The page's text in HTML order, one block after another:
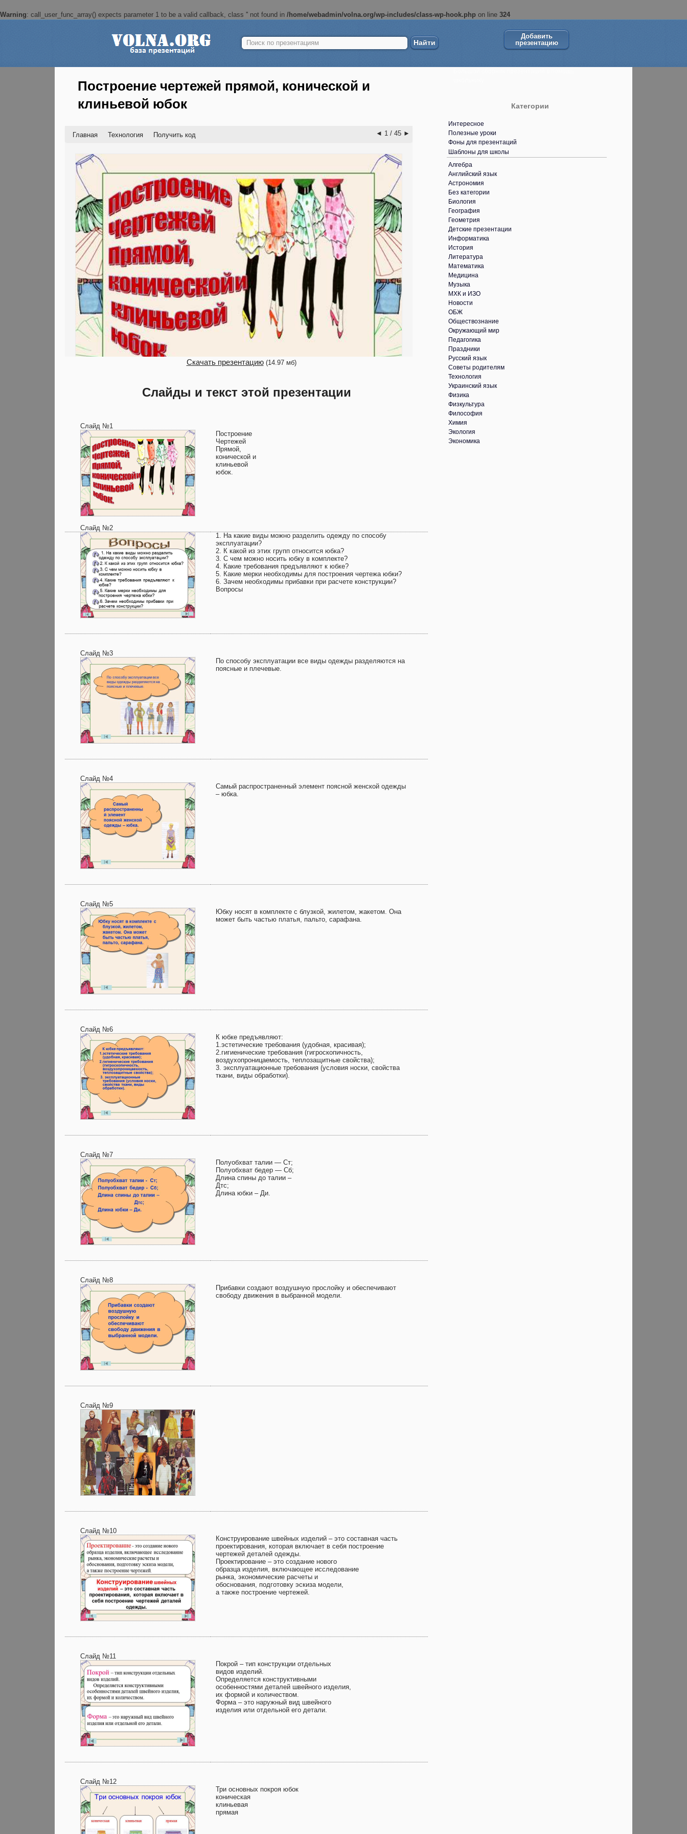
Warning: call_user_func_array() expects parameter 1 to be a valid callback, class '' not found in /home/webadmin/volna.org/wp-includes/class-wp-hook.php on line 324
Найти:
Добавить
презентацию
Построение чертежей прямой, конической и
клиньевой юбок
Главная Технология Получить код ◄ 1 / 45 ►
Скачать презентацию(14.97 мб)
Слайды и текст этой презентации
Слайд №1
Построение
Чертежей
Прямой,
конической и
клиньевой
юбок.
Слайд №2
1. На какие виды можно разделить одежду по способу
эксплуатации?
2. К какой из этих групп относится юбка?
3. С чем можно носить юбку в комплекте?
4. Какие требования предъявляют к юбке?
5. Какие мерки необходимы для построения чертежа юбки?
6. Зачем необходимы прибавки при расчете конструкции?
Вопросы
Слайд №3
По способу эксплуатации все виды одежды разделяются на
поясные и плечевые.
Слайд №4
Самый распространенный элемент поясной женской одежды
– юбка.
Слайд №5
Юбку носят в комплекте с блузкой, жилетом, жакетом. Она
может быть частью платья, пальто, сарафана.
Слайд №6
К юбке предъявляют:
1.эстетические требования (удобная, красивая);
2.гигиенические требования (гигроскопичность,
воздухопроницаемость, теплозащитные свойства);
3. эксплуатационные требования (условия носки, свойства
ткани, виды обработки).
Слайд №7
Полуобхват талии — Ст;
Полуобхват бедер — Сб;
Длина спины до талии –
Дтс;
Длина юбки – Ди.
Слайд №8
Прибавки создают воздушную прослойку и обеспечивают
свободу движения в выбранной модели.
Слайд №9
Слайд №10
Конструирование швейных изделий – это составная часть
проектирования, которая включает в себя построение
чертежей деталей одежды.
Проектирование – это создание нового
образца изделия, включающее исследование
рынка, экономические расчеты и
обоснования, подготовку эскиза модели,
а также построение чертежей.
Слайд №11
Покрой – тип конструкции отдельных
видов изделий.
Определяется конструктивными
особенностями деталей швейного изделия,
их формой и количеством.
Форма – это наружный вид швейного
изделия или отдельной его детали.
Слайд №12
Три основных покроя юбок
коническая
клиньевая
прямая
Категории
Интересное
Полезные уроки
Фоны для презентаций
Шаблоны для школы
Алгебра
Английский язык
Астрономия
Без категории
Биология
География
Геометрия
Детские презентации
Информатика
История
Литература
Математика
Медицина
Музыка
МХК и ИЗО
Новости
ОБЖ
Обществознание
Окружающий мир
Педагогика
Праздники
Русский язык
Советы родителям
Технология
Украинский язык
Физика
Физкультура
Философия
Химия
Экология
Экономика